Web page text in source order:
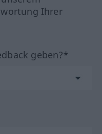
Ihrer
geben?*